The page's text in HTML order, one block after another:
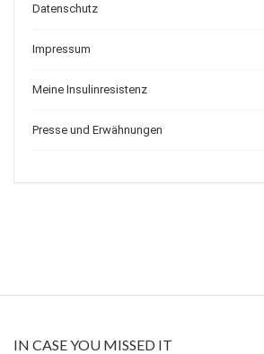
Datenschutz
Impressum
Meine Insulinresistenz
Presse und Erwähnungen
IN CASE YOU MISSED IT